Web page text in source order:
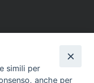
simili per
anche per